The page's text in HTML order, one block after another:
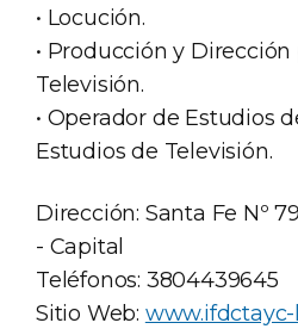
• Locución.
• Producción y
Televisión.
• Operador de Estudios
Estudios de Televisión.
Dirección: Santa Fe Nº
- Capital
Teléfonos: 3804439645
Sitio Web: